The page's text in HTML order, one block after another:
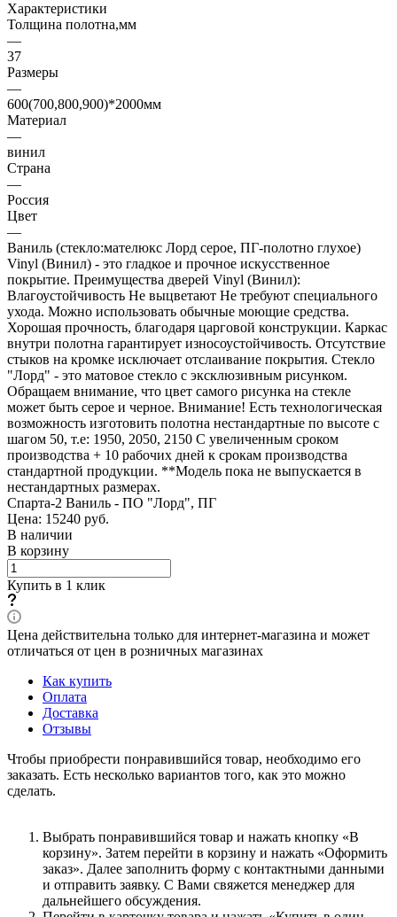
Характеристики
Толщина полотна,мм
—
37
Размеры
—
600(700,800,900)*2000мм
Материал
—
винил
Страна
—
Россия
Цвет
—
Ваниль (стекло:мателюкс Лорд серое, ПГ-полотно глухое)
Vinyl (Винил) - это гладкое и прочное искусственное
покрытие. Преимущества дверей Vinyl (Винил):
Влагоустойчивость Не выцветают Не требуют специального
ухода. Можно использовать обычные моющие средства.
Хорошая прочность, благодаря царговой конструкции. Каркас
внутри полотна гарантирует износоустойчивость. Отсутствие
стыков на кромке исключает отслаивание покрытия. Стекло
"Лорд" - это матовое стекло с эксклюзивным рисунком.
Обращаем внимание, что цвет самого рисунка на стекле
может быть серое и черное. Внимание! Есть технологическая
возможность изготовить полотна нестандартные по высоте с
шагом 50, т.е: 1950, 2050, 2150 С увеличенным сроком
производства + 10 рабочих дней к срокам производства
стандартной продукции. **Модель пока не выпускается в
нестандартных размерах.
Спарта-2 Ваниль - ПО "Лорд", ПГ
Цена: 15240 руб.
В наличии
В корзину
Купить в 1 клик
Цена действительна только для интернет-магазина и может
отличаться от цен в розничных магазинах
Как купить
Оплата
Доставка
Отзывы
Чтобы приобрести понравившийся товар, необходимо его
заказать. Есть несколько вариантов того, как это можно
сделать.
Выбрать понравившийся товар и нажать кнопку «В
корзину». Затем перейти в корзину и нажать «Оформить
заказ». Далее заполнить форму с контактными данными
и отправить заявку. С Вами свяжется менеджер для
дальнейшего обсуждения.